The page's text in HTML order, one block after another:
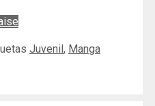
Juvenil , Manga